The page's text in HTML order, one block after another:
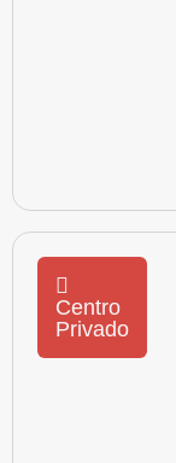
Centro
Privado